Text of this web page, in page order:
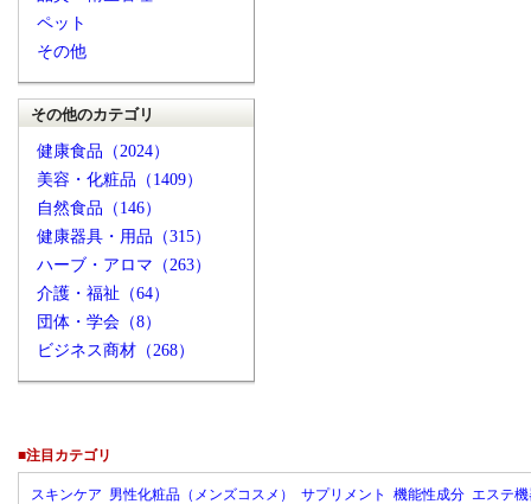
ペット
その他
その他のカテゴリ
健康食品（2024）
美容・化粧品（1409）
自然食品（146）
健康器具・用品（315）
ハーブ・アロマ（263）
介護・福祉（64）
団体・学会（8）
ビジネス商材（268）
■注目カテゴリ
スキンケア 男性化粧品（メンズコスメ） サプリメント 機能性成分 エステ